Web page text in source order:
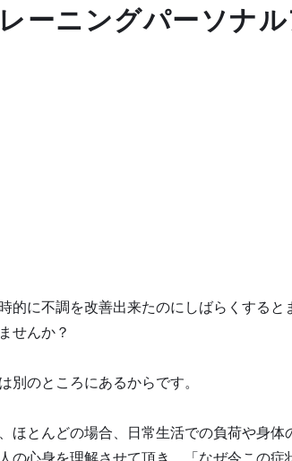
ーニングパーソナ
的に不調を改善出来たのにしばらくする
せんか？
別のところにあるからです。
ほとんどの場合、日常生活での負荷や身体
の心身を理解させて頂き、「なぜ今この